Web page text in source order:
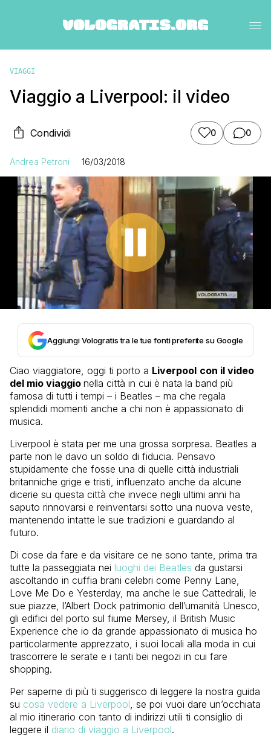
VIAGGI
Viaggio a Liverpool: il video
Condividi 0 0
Andrea Petroni 16/03/2018
Aggiungi Vologratis tra le tue fonti preferite su Google
Ciao viaggiatore, oggi ti porto a Liverpool con il video
del mio viaggio nella città in cui è nata la band più
famosa di tutti i tempi – i Beatles – ma che regala
splendidi momenti anche a chi non è appassionato di
musica.
Liverpool è stata per me una grossa sorpresa. Beatles a
parte non le davo un soldo di fiducia. Pensavo
stupidamente che fosse una di quelle città industriali
britanniche grige e tristi, influenzato anche da alcune
dicerie su questa città che invece negli ultimi anni ha
saputo rinnovarsi e reinventarsi sotto una nuova veste,
mantenendo intatte le sue tradizioni e guardando al
futuro.
Di cose da fare e da visitare ce ne sono tante, prima tra
tutte la passeggiata nei luoghi dei Beatles da gustarsi
ascoltando in cuffia brani celebri come Penny Lane,
Love Me Do e Yesterday, ma anche le sue Cattedrali, le
sue piazze, l’Albert Dock patrimonio dell’umanità Unesco,
gli edifici del porto sul fiume Mersey, il British Music
Experience che io da grande appassionato di musica ho
particolarmente apprezzato, i suoi locali alla moda in cui
trascorrere le serate e i tanti bei negozi in cui fare
shopping.
Per saperne di più ti suggerisco di leggere la nostra guida
su cosa vedere a Liverpool , se poi vuoi dare un’occhiata
al mio itinerario con tanto di indirizzi utili ti consiglio di
leggere il diario di viaggio a Liverpool.